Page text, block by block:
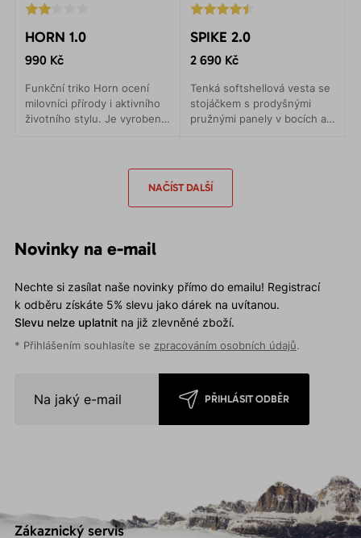
HORN 1.0
990 Kč
Funkční triko Horn ocení
milovníci přírody i aktivního
životního stylu. Je vyrobeno
SPIKE 2.0
2 690 Kč
Tenká softshellová vesta se
stojáčkem s prodyšnými
pružnými panely v bocích a
NAČÍST DALŠÍ
Novinky na e-mail
Nechte si zasílat naše novinky přímo do emailu! Registrací
k odběru získáte 5% slevu jako dárek na uvítanou.
Slevu nelze uplatnitna již zlevněné zboží.
* Přihlášením souhlasíte se zpracováním osobních údajů.
PŘIHLÁSIT ODBĚR
Zákaznický servis